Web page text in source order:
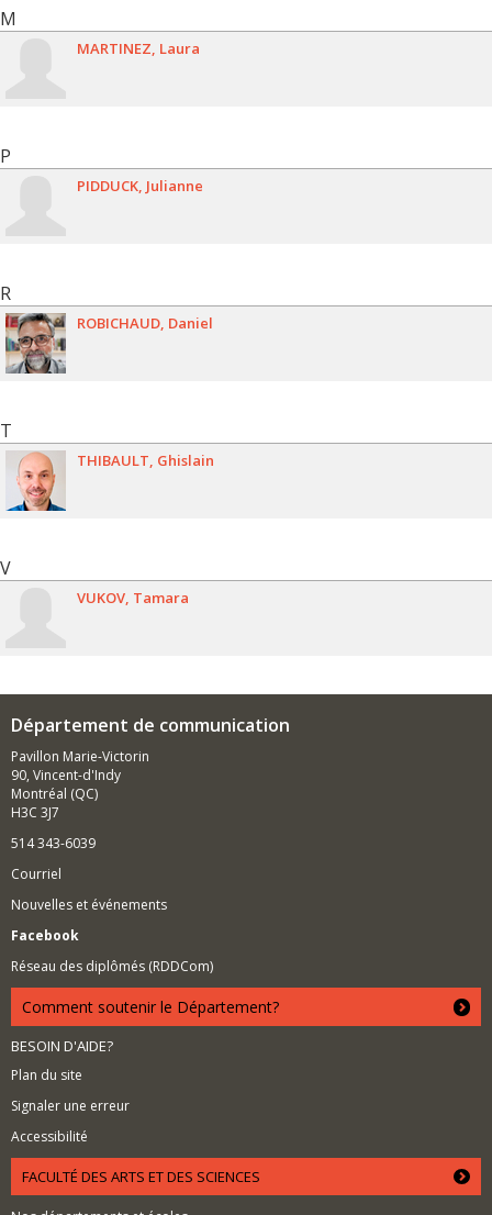
M
MARTINEZ Laura
P
PIDDUCK Julianne
R
ROBICHAUD Daniel
T
THIBAULT Ghislain
V
VUKOV Tamara
Département de communication
Pavillon Marie-Victorin
90, Vincent-d'Indy
Montréal (QC)
H3C 3J7
514 343-6039
Courriel
Nouvelles et événements
Facebook
Réseau des diplômés (RDDCom)
Comment soutenir le Département?
BESOIN D'AIDE?
Plan du site
Signaler une erreur
Accessibilité
FACULTÉ DES ARTS ET DES SCIENCES